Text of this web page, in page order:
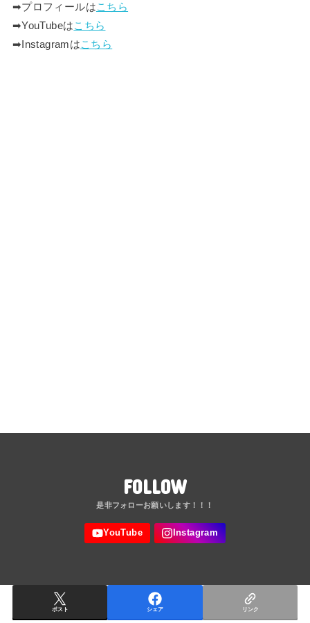
➡︎プロフィールはこちら
➡︎YouTubeはこちら
➡︎Instagramはこちら
FOLLOW
ポスト シェア リンク